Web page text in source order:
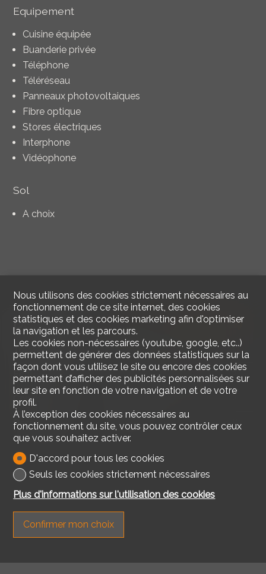
Equipement
Cuisine équipée
Buanderie privée
Téléphone
Téléréseau
Panneaux photovoltaiques
Fibre optique
Stores électriques
Interphone
Vidéophone
Sol
A choix
Distances
Transports publics 187 m 3' 3' 1'
Ecole primaire 417 m 10' 10' 2'
Commerces 12'
Restaurants 157 m 3' 3' 1'
Nous utilisons des cookies strictement nécessaires au
fonctionnement de ce site internet, des cookies
statistiques et des cookies marketing afin d'optimiser
la navigation et les parcours.
Les cookies non-nécessaires (youtube, google, etc..)
permettent de générer des données statistiques sur la
façon dont vous utilisez le site ou encore des cookies
permettant d’afficher des publicités personnalisées sur
leur site en fonction de votre navigation et de votre
profil.
À l’exception des cookies nécessaires au
fonctionnement du site, vous pouvez contrôler ceux
que vous souhaitez activer.
D'accord pour tous les cookies
Seuls les cookies strictement nécessaires
Plus d'informations sur l'utilisation des cookies
Confirmer mon choix